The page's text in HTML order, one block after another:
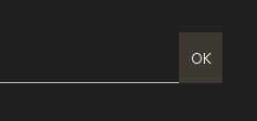
OK